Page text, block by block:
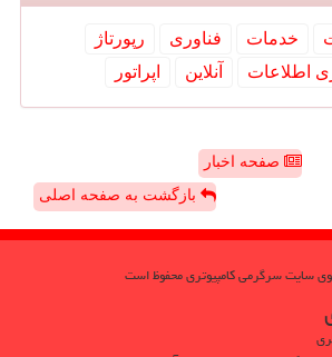
خدمات فناوری
رپورتاژ
اطلاعات
آنلاین اپراتور
صفحه اخبار
بازگشت به صفحه اصلی